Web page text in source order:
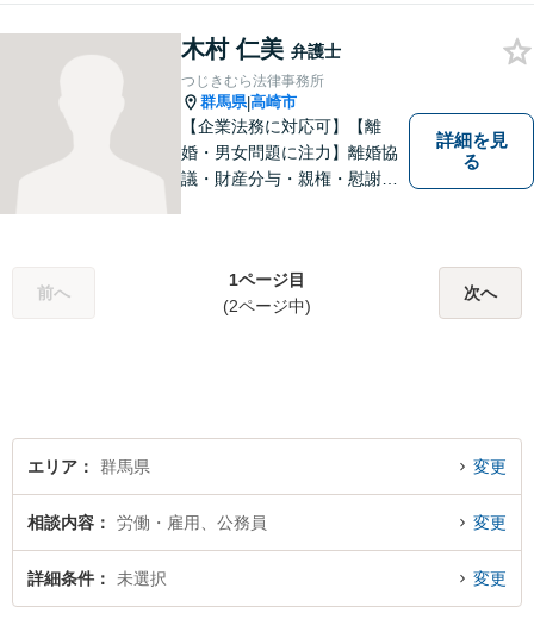
くアドバイスを行い、皆さま
のニーズに沿った迅速な解決
を目指します。
木村 仁美 弁護士
つじきむら法律事務所
群馬県|高崎市
【企業法務に対応可】【離
婚・男女問題に注力】離婚協
議・財産分与・親権・慰謝料
いく解決を目指します。まず
はお気軽にご相談を！【駐車
詳細を見
る
前へ
1ページ目
(2ページ中)
次へ
エリア 群馬県 変更
相談内容 労働・雇用、公務員 変更
詳細条件 未選択 変更